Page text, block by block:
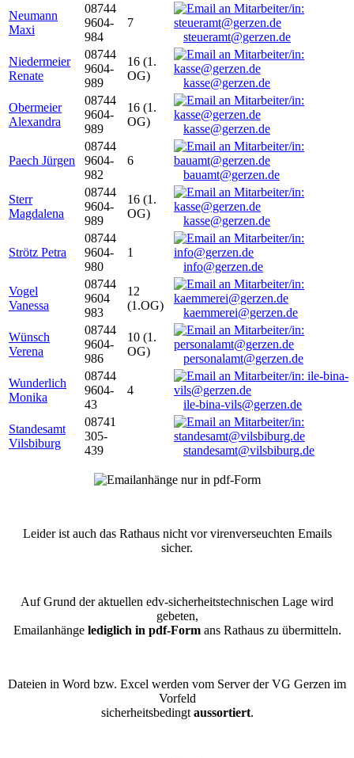
Neumann
Maxi
08744
9604-
984
7
steueramt@gerzen.de
Niedermeier
Renate
08744
9604-
989
16 (1.
OG)
kasse@gerzen.de
Obermeier
Alexandra
08744
9604-
989
16 (1.
OG)
kasse@gerzen.de
Paech Jürgen
08744
9604-
982
6
bauamt@gerzen.de
Sterr
Magdalena
08744
9604-
989
16 (1.
OG)
kasse@gerzen.de
Strötz Petra
08744
9604-
980
1
info@gerzen.de
Vogel
Vanessa
08744
9604
983
12
(1.OG)
kaemmerei@gerzen.de
Wünsch
Verena
08744
9604-
986
10 (1.
OG)
personalamt@gerzen.de
Wunderlich
Monika
08744
9604-
43
4
ile-bina-vils@gerzen.de
Standesamt
Vilsbiburg
08741
305-
439
standesamt@vilsbiburg.de
Leider ist auch das Rathaus nicht vor virenverseuchten Emails
sicher.
Auf Grund der aktuellen edv-sicherheitstechnischen Lage wird
gebeten,
Emailanhänge lediglich in pdf-Formans Rathaus zu übermitteln.
Dateien in Word bzw. Excel werden vom Server der VG Gerzen im
Vorfeld
sicherheitsbedingt aussortiert.